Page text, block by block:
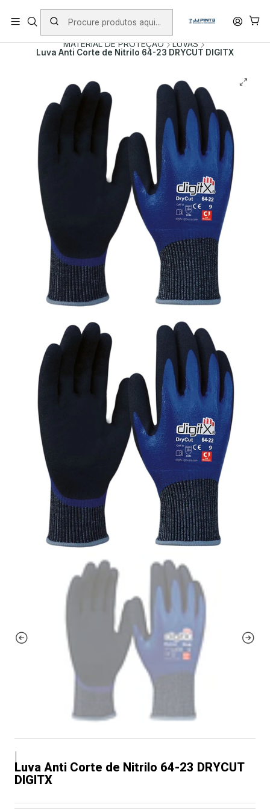
PORTES INCLUÍDOS EM ENCOMENDAS +75€ (excepto ilhas)
Início PRODUTOS
ACESSÓRIOS
MATERIAL DE PROTEÇÃO
LUVAS
Luva Anti Corte de Nitrilo 64-23 DRYCUT DIGITX
Luva Anti Corte de Nitrilo 64-23 DRYCUT
DIGITX